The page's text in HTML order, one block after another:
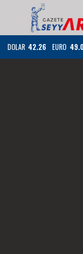
DOLAR 42.26 EURO